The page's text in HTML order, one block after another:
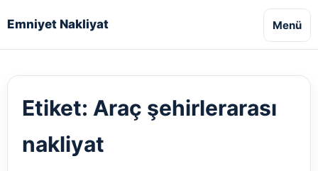
Emniyet Nakliyat Menü
Etiket: Araç şehirlerarası
nakliyat